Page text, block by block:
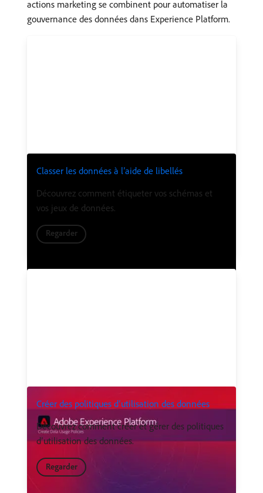
actions marketing se combinent pour automatiser la
gouvernance des données dans Experience Platform.
Classer les données à l’aide de libellés
Découvrez comment étiqueter vos schémas et
vos jeux de données.
Regarder
Créer des politiques d’utilisation des données
Découvrez comment créer et gérer des politiques
d’utilisation des données.
Regarder